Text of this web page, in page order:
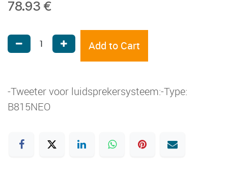
78.93 €
Add to Cart
-Tweeter voor luidsprekersysteem:-Type:
B815NEO